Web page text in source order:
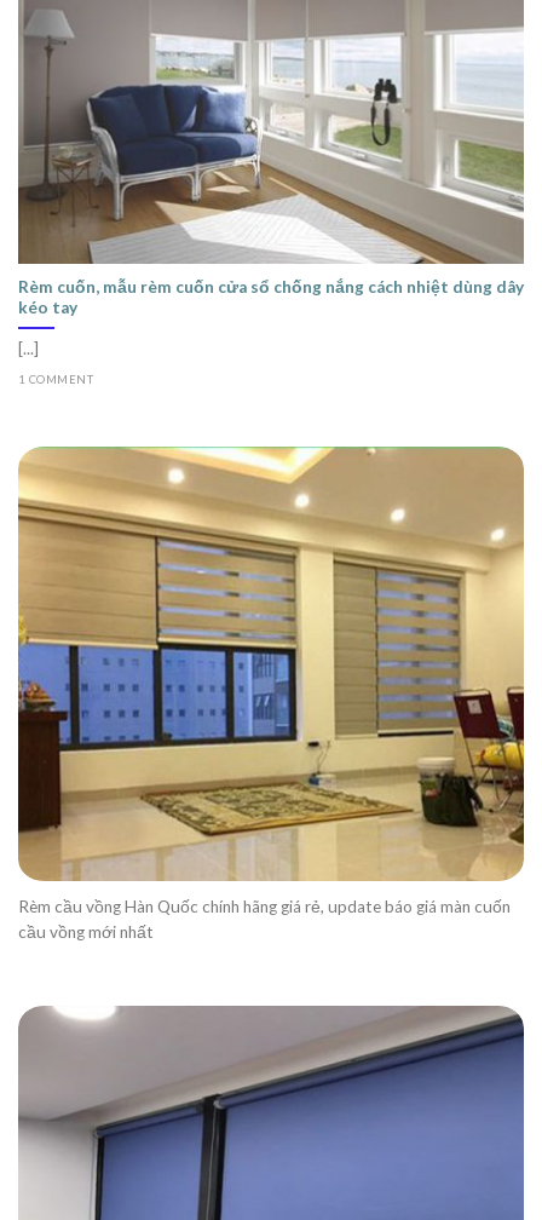
Rèm cuốn, mẫu rèm cuốn cửa sổ chống nắng cách nhiệt dùng dây
kéo tay
[...]
1 COMMENT
Rèm cầu vồng Hàn Quốc chính hãng giá rẻ, update báo giá màn cuốn
cầu vồng mới nhất